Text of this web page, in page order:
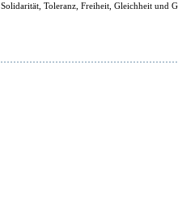
Solidarität, Toleranz, Freiheit, Gleichheit und